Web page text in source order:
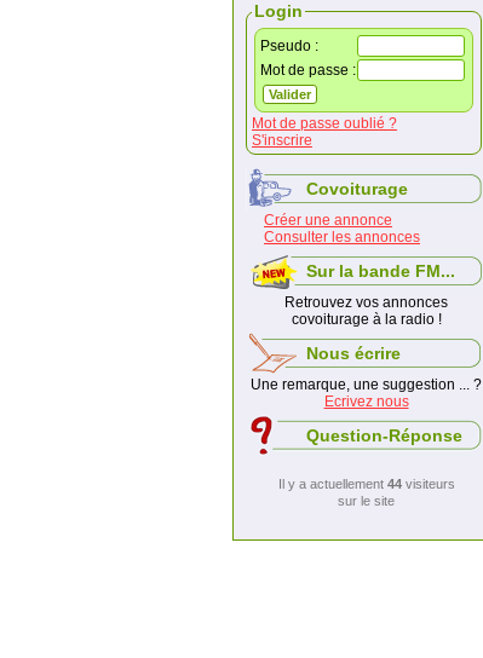
Login
Pseudo :
Mot de passe :
Mot de passe oublié ?
S'inscrire
Covoiturage
Créer une annonce
Consulter les annonces
Sur la bande FM...
Retrouvez vos annonces
covoiturage à la radio !
Nous écrire
Une remarque, une suggestion ... ?
Ecrivez nous
Question-Réponse
Il y a actuellement 44visiteurs
sur le site